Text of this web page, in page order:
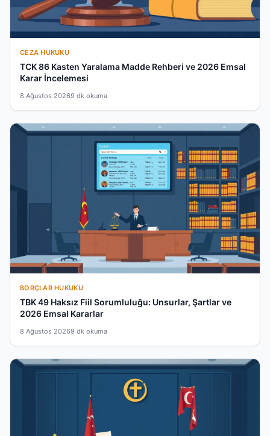
CEZA HUKUKU
TCK 86 Kasten Yaralama Madde Rehberi ve 2026 Emsal
Karar İncelemesi
8 Ağustos 20269 dk okuma
BORÇLAR HUKUKU
TBK 49 Haksız Fiil Sorumluluğu: Unsurlar, Şartlar ve
2026 Emsal Kararlar
8 Ağustos 20269 dk okuma